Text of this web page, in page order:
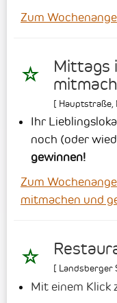
Zum
Mittags
[ Hauptstraße
Ihr
noch (oder
gewinnen!
Zum
mitmachen und
[ Landsberger
Mit einem Klick